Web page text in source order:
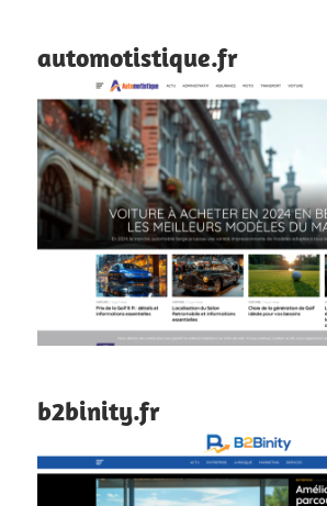
automotistique.fr
b2binity.fr